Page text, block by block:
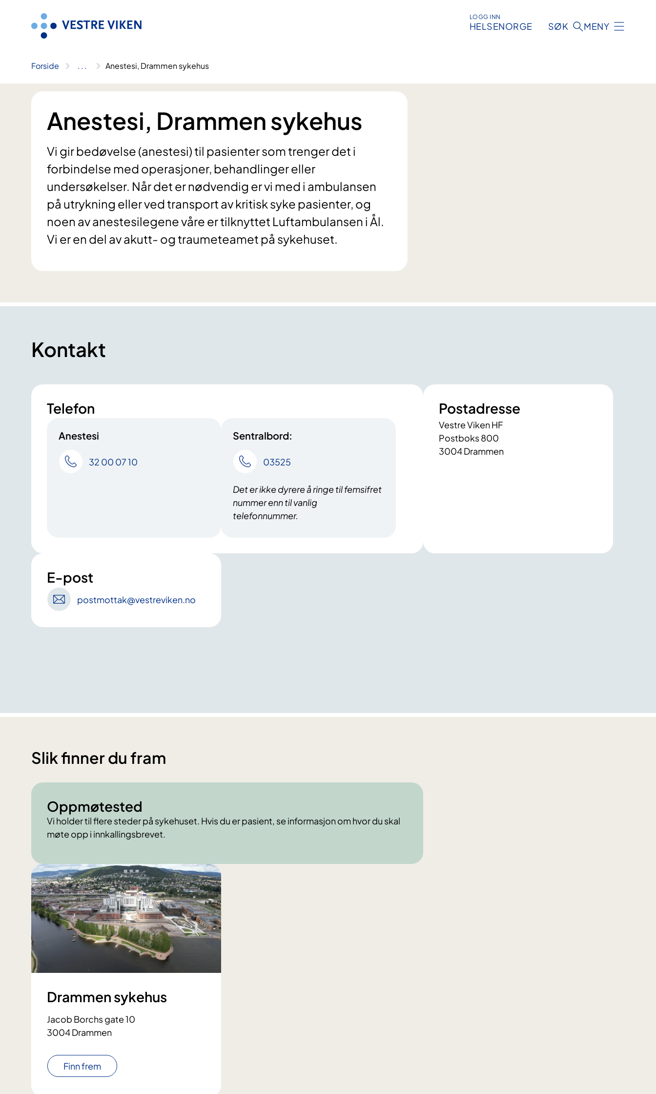
LOGG INN
HELSENORGE SØK MENY
Forside .. . Anestesi, Drammen sykehus
Anestesi, Drammen sykehus
Vi gir bedøvelse (anestesi) til pasienter som trenger det i
forbindelse med operasjoner, behandlinger eller
undersøkelser. Når det er nødvendig er vi med i ambulansen
på utrykning eller ved transport av kritisk syke pasienter, og
noen av anestesilegene våre er tilknyttet Luftambulansen i Ål.
Vi er en del av akutt- og traumeteamet på sykehuset.
Kontakt
Telefon
Anestesi
32 00 07 10
Sentralbord:
03525
Det er ikke dyrere å ringe til femsifret
nummer enn til vanlig
telefonnummer.
Postadresse
Vestre Viken HF
Postboks 800
3004 Drammen
E-post
postmottak@vestreviken.no
Slik finner du fram
Oppmøtested
Vi holder til flere steder på sykehuset. Hvis du er pasient, se informasjon om hvor du skal
møte opp i innkallingsbrevet.
Drammen sykehus
Jacob Borchs gate 10
3004 Drammen
Finn frem